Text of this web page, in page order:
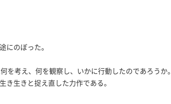
にのぼった。
考え、何を観察し、いかに行動したのであろうか。
き生きと捉え直した力作である。